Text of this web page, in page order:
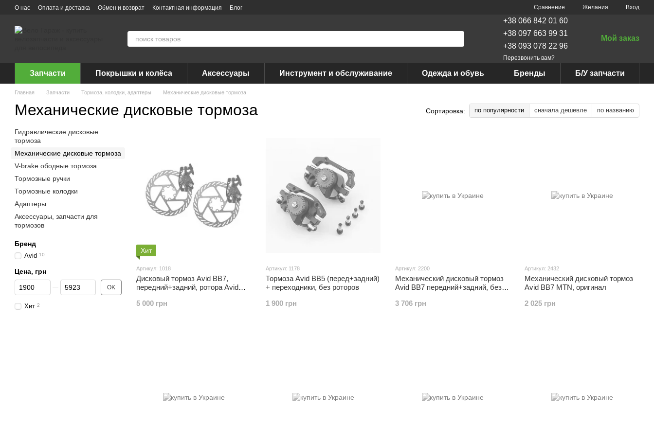
Перейти к основному контенту
О нас Оплата и доставка Обмен и возврат Контактная информация Блог Сравнение Желания Вход
+38 066 842 01 60
+38 097 663 99 31
+38 093 078 22 96
Перезвонить вам?
Мой заказ
Запчасти Покрышки и колёса Аксессуары Инструмент и обслуживание Одежда и обувь Бренды Б/У запчасти
Главная Запчасти Тормоза, колодки, адаптеры Механические дисковые тормоза
Механические дисковые тормоза Сортировка: по популярности сначала дешевле по названию
Хит
Артикул: 1018
Дисковый тормоз Avid BB7,
передний+задний, ротора Avid
5 000 грн
Артикул: 1178
Тормоза Avid BB5 (перед+задний)
+ переходники, без роторов
1 900 грн
Артикул: 2200
Механический дисковый тормоз
Avid BB7 передний+задний, без
3 706 грн
Артикул: 2432
Механический дисковый тормоз
Avid BB7 MTN, оригинал
2 025 грн
Гидравлические дисковые
тормоза
Механические дисковые тормоза
V-brake ободные тормоза
Тормозные ручки
Тормозные колодки
Адаптеры
Аксессуары, запчасти для
тормозов
Бренд
Avid 10
Цена, грн
От Цена, грн
До Цена, грн OK
Хит 2